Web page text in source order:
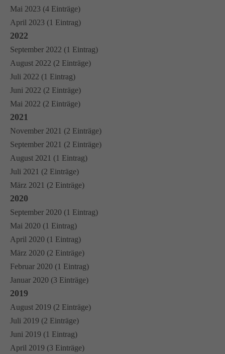
Mai 2023 (4 Einträge)
April 2023 (1 Eintrag)
2022
September 2022 (1 Eintrag)
August 2022 (2 Einträge)
Juli 2022 (1 Eintrag)
Juni 2022 (2 Einträge)
Mai 2022 (2 Einträge)
2021
November 2021 (2 Einträge)
September 2021 (2 Einträge)
August 2021 (1 Eintrag)
Juli 2021 (2 Einträge)
März 2021 (2 Einträge)
2020
September 2020 (1 Eintrag)
Mai 2020 (1 Eintrag)
April 2020 (1 Eintrag)
März 2020 (2 Einträge)
Februar 2020 (1 Eintrag)
Januar 2020 (3 Einträge)
2019
August 2019 (2 Einträge)
Juli 2019 (2 Einträge)
Juni 2019 (1 Eintrag)
April 2019 (3 Einträge)